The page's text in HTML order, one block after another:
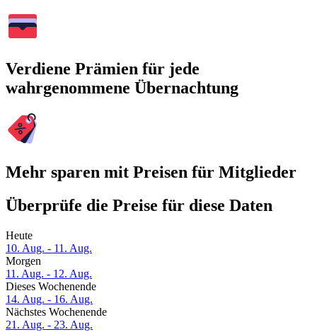
Verdiene Prämien für jede
wahrgenommene Übernachtung
Mehr sparen mit Preisen für Mitglieder
Überprüfe die Preise für diese Daten
Heute
10. Aug. - 11. Aug.
Morgen
11. Aug. - 12. Aug.
Dieses Wochenende
14. Aug. - 16. Aug.
Nächstes Wochenende
21. Aug. - 23. Aug.